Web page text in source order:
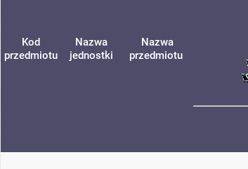
Kod
przedmiotu
Nazwa
jednostki
Nazwa
przedmiotu